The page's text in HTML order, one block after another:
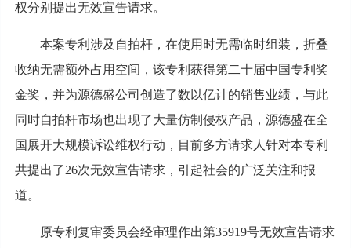
权分别提出无效宣告请求。
本案专利涉及自拍杆，在使用时无需临时组装，折叠
收纳无需额外占用空间，该专利获得第二十届中国专利奖
金奖，并为源德盛公司创造了数以亿计的销售业绩，与此
同时自拍杆市场也出现了大量仿制侵权产品，源德盛在全
国展开大规模诉讼维权行动，目前多方请求人针对本专利
共提出了26次无效宣告请求，引起社会的广泛关注和报
道。
原专利复审委员会经审理作出第35919号无效宣告请求